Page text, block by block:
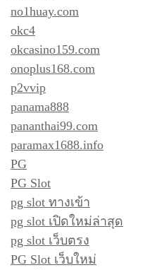
no1huay.com
okc4
okcasino159.com
onoplus168.com
p2vvip
panama888
pananthai99.com
paramax1688.info
PG
PG Slot
pg slot ทางเข้า
pg slot เปิดใหม่ล่าสุด
pg slot เว็บตรง
PG Slot เว็บใหม่